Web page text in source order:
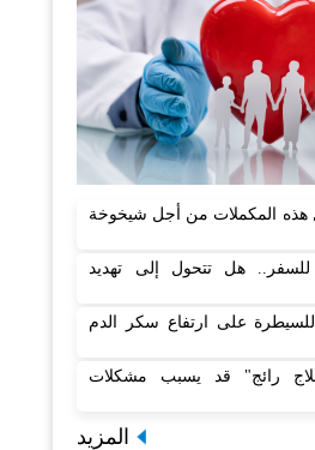
هذه المكملات من أجل شيخوخة
للسفر.. هل تتحول إلى تهديد
على ارتفاع سكر الدم
رائج" قد يسبب مشكلات
المزيد